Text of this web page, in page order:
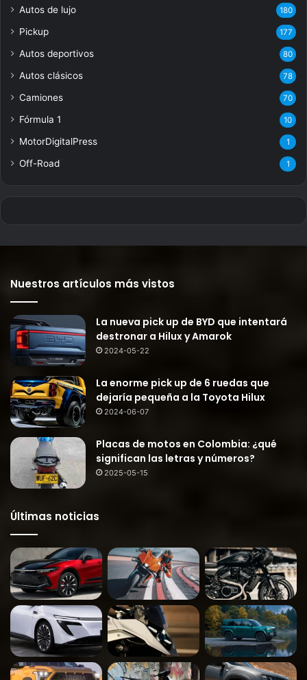
Autos de lujo 180
Pickup 177
Autos deportivos 80
Autos clásicos 78
Camiones 70
Fórmula 1 10
MotorDigitalPress 1
Off-Road 1
Nuestros artículos más vistos
La nueva pick up de BYD que intentará
destronar a Hilux y Amarok
2024-05-22
La enorme pick up de 6 ruedas que
dejaría pequeña a la Toyota Hilux
2024-06-07
Placas de motos en Colombia: ¿qué
significan las letras y números?
2025-05-15
Últimas noticias